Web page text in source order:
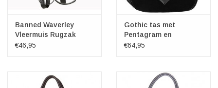
Banned Waverley
Vleermuis Rugzak
€46,95
Gothic tas met
Pentagram en
Vleermuisvleugels
€64,95